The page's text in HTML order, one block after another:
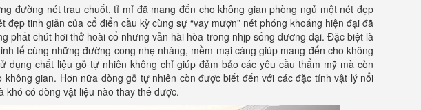
đường nét trau chuốt, tỉ mỉ đã mang đến cho không gian phòng ngủ một nét đẹp
tinh giản của cổ điển cầu kỳ cùng sự “vay mượn” nét phóng khoáng hiện đại đã
phất chút hơi thở hoài cổ nhưng vẫn hài hòa trong nhịp sống đương đại. Đặc biệt là
tế cùng những đường cong nhẹ nhàng, mềm mại càng giúp mang đến cho không
dụng chất liệu gỗ tự nhiên không chỉ giúp đảm bảo các yêu cầu thẩm mỹ mà còn
gian. Hơn nữa dòng gỗ tự nhiên còn được biết đến với các đặc tính vật lý nổi
có dòng vật liệu nào thay thế được.